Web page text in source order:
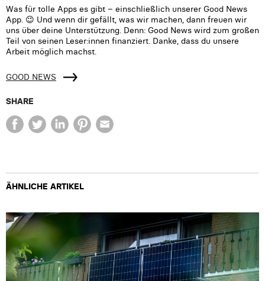
Was für tolle Apps es gibt – einschließlich unserer Good News
App. 😉 Und wenn dir gefällt, was wir machen, dann freuen wir
uns über deine Unterstützung. Denn: Good News wird zum großen
Teil von seinen Leser:innen finanziert. Danke, dass du unsere
Arbeit möglich machst.
GOOD NEWS
SHARE
ÄHNLICHE ARTIKEL